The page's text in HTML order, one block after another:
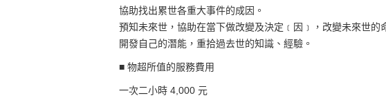
協助找出累世各重大事件的成因。
預知未來世，協助在當下做改變及決定﹝因﹞，改變未來世的
開發自己的潛能，重拾過去世的知識、經驗。
■ 物超所值的服務費用
一次二小時 4,000 元